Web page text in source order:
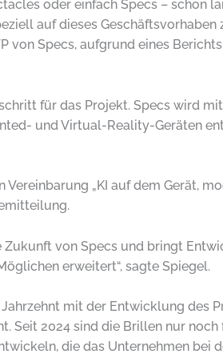
oder einfach Specs – schon
auf dieses Geschäftsvorhaben
von Specs, aufgrund eines
für das Projekt. Specs wird
und Virtual-Reality-Geräten
„KI auf dem Gerät,
von Specs und bringt
erweitert“, sagte Spiegel.
mit der Entwicklung des
Seit 2024 sind die Brillen nur
die das Unternehmen bei